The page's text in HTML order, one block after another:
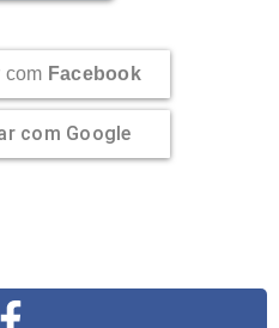
com Facebook
com Google